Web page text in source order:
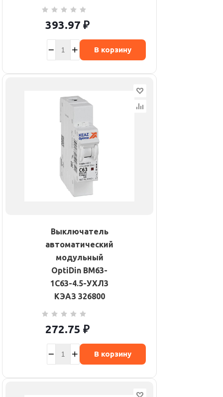
393.97 ₽
В корзину
Выключатель
автоматический
модульный
OptiDin BM63-
1C63-4.5-УХЛ3
КЭАЗ 326800
272.75 ₽
В корзину